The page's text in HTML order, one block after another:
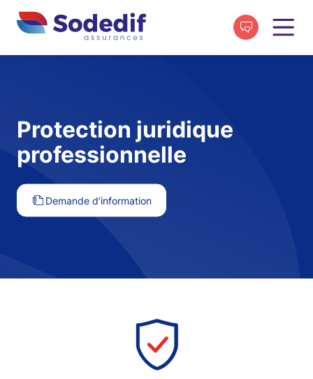
Protection juridique
professionnelle
Demande d’information